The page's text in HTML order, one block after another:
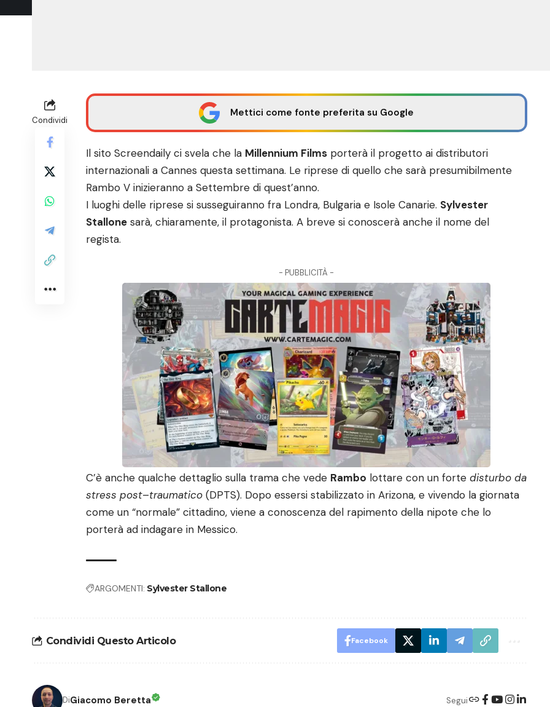
Condividi
Mettici come fonte preferita su Google
Il sito Screendaily ci svela che la Millennium Films porterà il progetto ai distributori
internazionali a Cannes questa settimana. Le riprese di quello che sarà presumibilmente
Rambo V inizieranno a Settembre di quest’anno.
I luoghi delle riprese si susseguiranno fra Londra, Bulgaria e Isole Canarie. Sylvester
Stallone sarà, chiaramente, il protagonista. A breve si conoscerà anche il nome del
regista.
- PUBBLICITÀ -
C’è anche qualche dettaglio sulla trama che vede Rambo lottare con un forte disturbo da
stress post–traumatico (DPTS). Dopo essersi stabilizzato in Arizona, e vivendo la giornata
come un “normale” cittadino, viene a conoscenza del rapimento della nipote che lo
porterà ad indagare in Messico.
ARGOMENTI: Sylvester Stallone
Condividi Questo Articolo Facebook
DiGiacomo Beretta Segui